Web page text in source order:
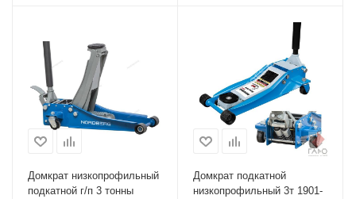
Домкрат низкопрофильный
подкатной г/п 3 тонны
Домкрат подкатной
низкопрофильный 3т 1901-